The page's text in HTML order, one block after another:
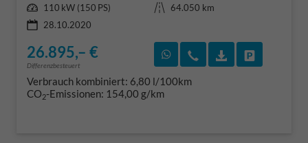
Leistung 110 kW (150 PS) Kilometerstand
64.050 km
28.10.2020
26.895,– €
Differenzbesteuert
Rückruf vereinbaren
Wir rufen Sie an
Verbrauch kombiniert: 6,80 l/100km
CO2-Emissionen: 154,00 g/km